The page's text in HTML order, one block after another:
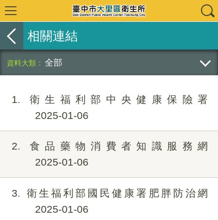
相關連結
全部
1
衛生福利部中央健康保險署
2025-01-06
2
食品藥物消費者知識服務網
2025-01-06
3
衛生福利部國民健康署肥胖防治網
2025-01-06